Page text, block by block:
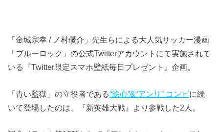
「金城宗幸 / ノ村優介」先生らによる大人気サッカー漫画
「ブルーロック」の公式Twitterアカウントにて実施されて
いる『Twitter限定スマホ壁紙毎日プレゼント』企画。
「青い監獄」の立役者である“絵心”&“アンリ” コンビに続
いて登場したのは、『新英雄大戦』より参戦した2人。